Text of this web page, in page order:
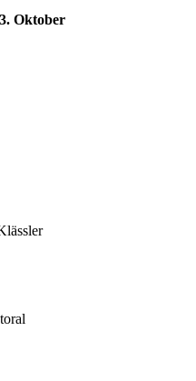
Oktober